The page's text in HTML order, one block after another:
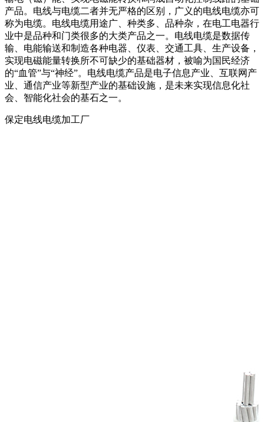
产品。电线与电缆二者并无严格的区别，广义的电线电缆亦可
称为电缆。电线电缆用途广、种类多、品种杂，在电工电器行
业中是品种和门类很多的大类产品之一。电线电缆是数据传
输、电能输送和制造各种电器、仪表、交通工具、生产设备，
实现电磁能量转换所不可缺少的基础器材，被喻为国民经济
的“血管”与“神经”。电线电缆产品是电子信息产业、互联网产
业、通信产业等新型产业的基础设施，是未来实现信息化社
会、智能化社会的基石之一。
保定电线电缆加工厂